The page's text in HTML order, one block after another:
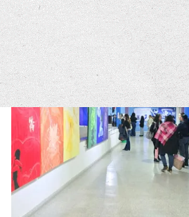
Por Secretaría de